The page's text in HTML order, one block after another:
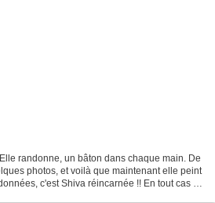
randonne, un bâton dans chaque main. De
photos, et voilà que maintenant elle peint
c'est Shiva réincarnée !! En tout cas si